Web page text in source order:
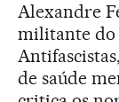
Alexandre
militante do
de saúde